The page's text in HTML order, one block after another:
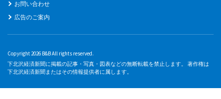
お問い合わせ
広告のご案内
Copyright 2026 B&B All rights reserved.
下北沢経済新聞に掲載の記事・写真・図表などの無断転載を禁止します。 著作権は
下北沢経済新聞またはその情報提供者に属します。